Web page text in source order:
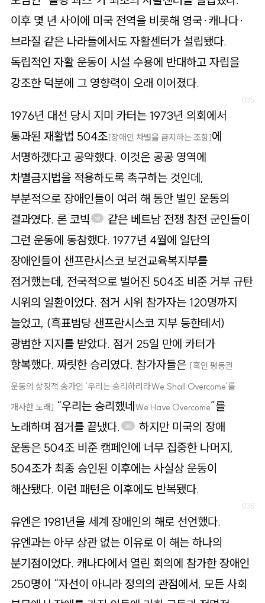
이후 몇 년 사이에 미국 전역을 비롯해 영국·캐나다·
브라질 같은 나라들에서도 자활센터가 설립됐다.
독립적인 자활 운동이 시설 수용에 반대하고 자립을
강조한 덕분에 그 영향력이 오래 이어졌다.
1976년 대선 당시 지미 카터는 1973년 의회에서
통과된 재활법 504조[장애인 차별을 금지하는 조항]에
서명하겠다고 공약했다. 이것은 공공 영역에
차별금지법을 적용하도록 촉구하는 것인데,
부분적으로 장애인들이 여러 해 동안 벌인 운동의
결과였다. 론 코빅
19
같은 베트남 전쟁 참전 군인들이
그런 운동에 동참했다. 1977년 4월에 일단의
장애인들이 샌프란시스코 보건교육복지부를
점거했는데, 전국적으로 벌어진 504조 비준 거부 규탄
시위의 일환이었다. 점거 시위 참가자는 120명까지
늘었고, (흑표범당 샌프란시스코 지부 등한테서)
광범한 지지를 받았다. 점거 25일 만에 카터가
항복했다. 짜릿한 승리였다. 참가자들은 [흑인 평등권
운동의 상징적 송가인 ‘우리는 승리하리라We Shall Overcome’를
개사한 노래] “우리는 승리했네 We Have Overcome”를
노래하며 점거를 끝냈다.
20
하지만 미국의 장애
운동은 504조 비준 캠페인에 너무 집중한 나머지,
504조가 최종 승인된 이후에는 사실상 운동이
해산됐다. 이런 패턴은 이후에도 반복됐다.
유엔은 1981년을 세계 장애인의 해로 선언했다.
유엔과는 아무 상관 없는 이유로 이 해는 하나의
분기점이었다. 캐나다에서 열린 회의에 참가한 장애인
250명이 “자선이 아니라 정의의 관점에서, 모든 사회